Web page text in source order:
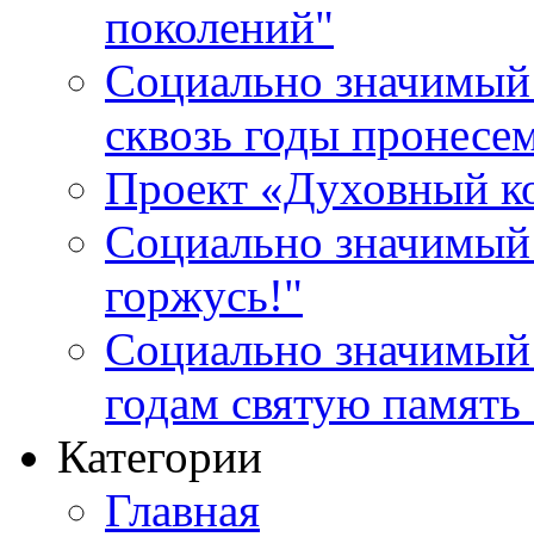
поколений"
Социально
сквозь годы
Проект «Духовный
Социально
горжусь!"
Социально
годам святую
Категории
Главная